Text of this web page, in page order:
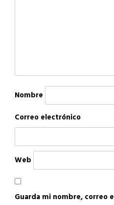
Nombre
Correo electrónico
Web
Guarda mi nombre, correo